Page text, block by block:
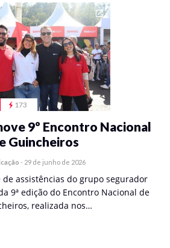
173
9º Encontro Nacional
Guincheiros
- 29 de junho de 2026
de assistências do grupo segurador
9ª edição do Encontro Nacional de
realizada nos…